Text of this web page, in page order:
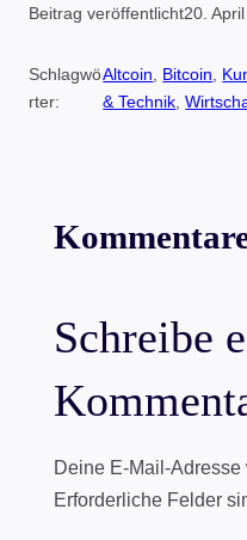
Beitrag veröffentlicht20.
Schlagwö
rter:
Altcoin Bitcoin
& Technik ,
Schreibe
Deine E-Mail-
Erforderliche Felder